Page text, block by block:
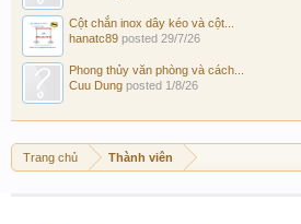
Cột chắn inox dây kéo và cột...
hanatc89 posted 29/7/26
Phong thủy văn phòng và cách...
Cuu Dung posted 1/8/26
Trang chủ Thành viên